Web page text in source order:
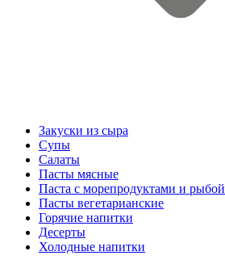
Закуски из сыра
Супы
Салаты
Пасты мясные
Паста с морепродуктами и рыбой
Пасты вегетарианские
Горячие напитки
Десерты
Холодные напитки